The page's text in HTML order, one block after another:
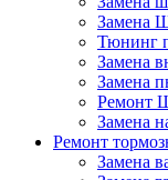
Замена
Тюнинг
Замена
Замена
Ремонт
Замена
Ремонт
Замена